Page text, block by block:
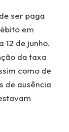
ser paga
em
12 de junho.
da taxa
como de
de ausência